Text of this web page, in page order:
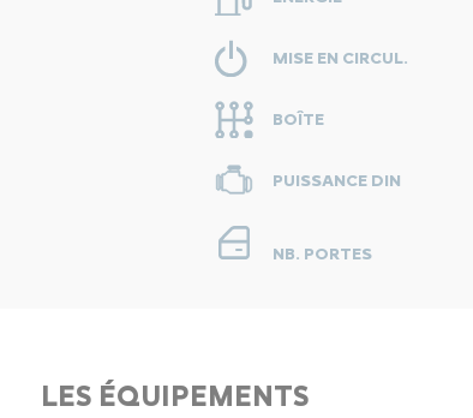
MISE EN CIRCUL.
BOÎTE
PUISSANCE DIN
NB. PORTES
LES ÉQUIPEMENTS